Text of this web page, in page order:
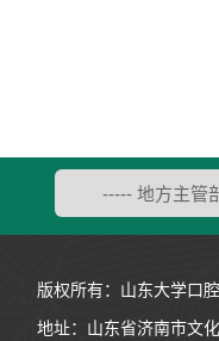
版权所有：山东大学口
地址： 山东省济南市文